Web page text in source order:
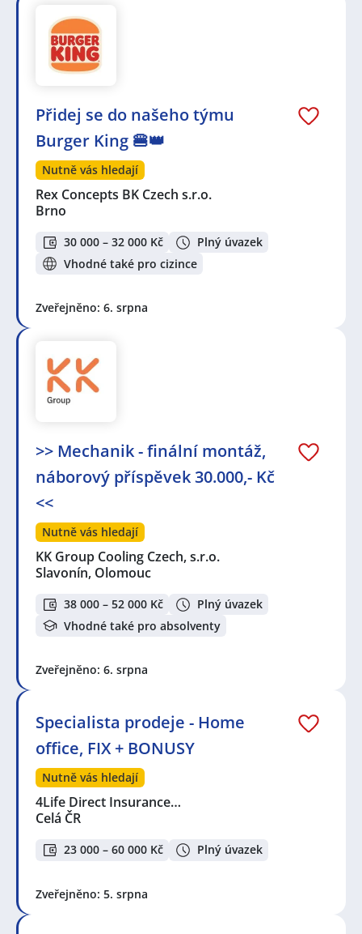
Přidej se do našeho týmu
Burger King 🍔👑
Nutně vás hledají
Rex Concepts BK Czech s.r.o.
Brno
30 000 – 32 000 Kč
Plný úvazek
Vhodné také pro cizince
Zveřejněno: 6. srpna
>> Mechanik - finální montáž,
náborový příspěvek 30.000,- Kč
<<
Nutně vás hledají
KK Group Cooling Czech, s.r.o.
Slavonín, Olomouc
38 000 – 52 000 Kč
Plný úvazek
Vhodné také pro absolventy
Zveřejněno: 6. srpna
Specialista prodeje - Home
office, FIX + BONUSY
Nutně vás hledají
4Life Direct Insurance…
Celá ČR
23 000 – 60 000 Kč Plný úvazek
Zveřejněno: 5. srpna